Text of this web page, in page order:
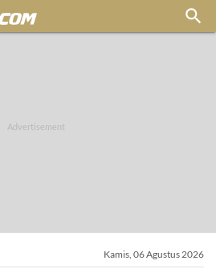

Kamis, 06 Agustus 2026